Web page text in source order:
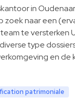
in
zoek naar een
te versterken
type
en de
patrimoniale